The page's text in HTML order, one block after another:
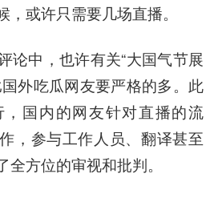
或许只需要几场直播。
论中，也许有关“大国气节展
外吃瓜网友要严格的多。此
国内的网友针对直播的流
，参与工作人员、翻译甚至
方位的审视和批判。